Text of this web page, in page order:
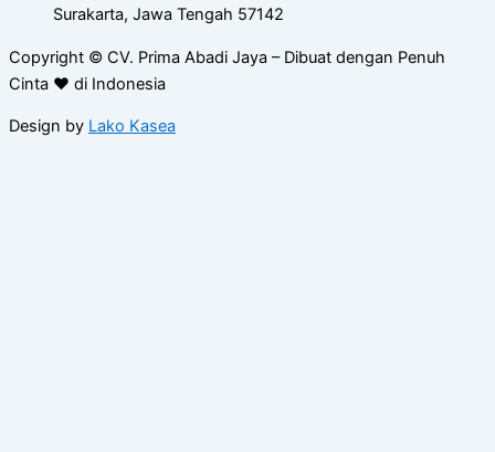
Surakarta, Jawa Tengah 57142
Copyright © CV. Prima Abadi Jaya – Dibuat dengan Penuh
Cinta ❤ di Indonesia
Design by Lako Kasea